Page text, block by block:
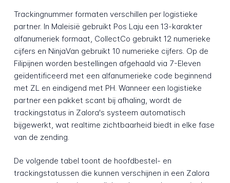
Trackingnummer formaten verschillen per logistieke
partner. In Maleisië gebruikt Pos Laju een 13-karakter
alfanumeriek formaat, CollectCo gebruikt 12 numerieke
cijfers en NinjaVan gebruikt 10 numerieke cijfers. Op de
Filipijnen worden bestellingen afgehaald via 7-Eleven
geïdentificeerd met een alfanumerieke code beginnend
met ZL en eindigend met PH. Wanneer een logistieke
partner een pakket scant bij afhaling, wordt de
trackingstatus in Zalora's systeem automatisch
bijgewerkt, wat realtime zichtbaarheid biedt in elke fase
van de zending.
De volgende tabel toont de hoofdbestel- en
trackingstatussen die kunnen verschijnen in een Zalora